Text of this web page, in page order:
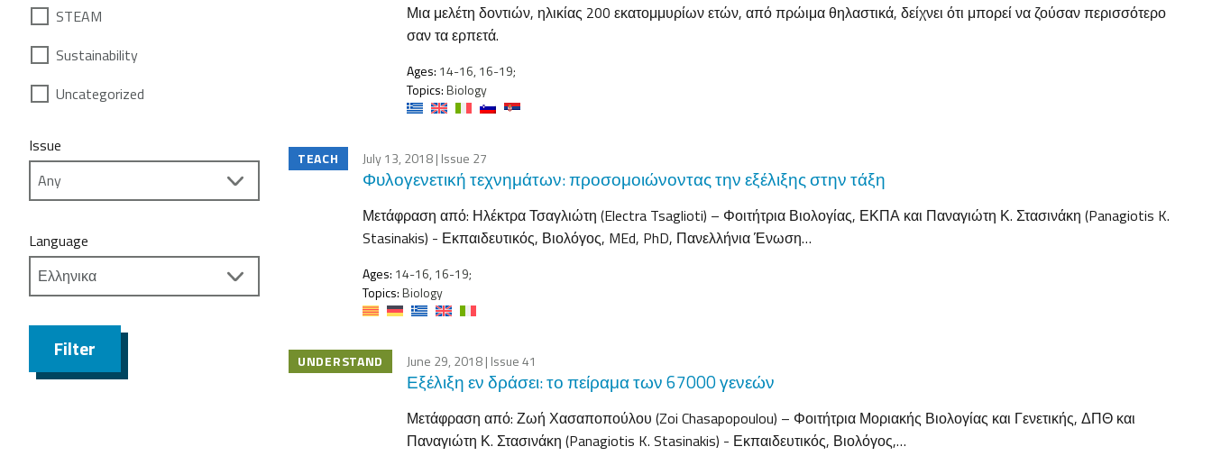
STEAM
Sustainability
Uncategorized
Issue
Language
Filter
Μια μελέτη δοντιών, ηλικίας 200 εκατομμυρίων ετών, από πρώιμα θηλαστικά, δείχνει ότι μπορεί να ζούσαν περισσότερο
σαν τα ερπετά.
Ages: 14-16, 16-19;
Topics:Biology
TEACH July 13, 2018| Issue 27
Φυλογενετική τεχνημάτων: προσομοιώνοντας την εξέλιξης στην τάξη
Μετάφραση από: Ηλέκτρα Τσαγλιώτη (Electra Tsaglioti) – Φοιτήτρια Βιολογίας, ΕΚΠΑ και Παναγιώτη Κ. Στασινάκη (Panagiotis K.
Stasinakis) - Εκπαιδευτικός, Βιολόγος, MEd, PhD, Πανελλήνια Ένωση…
Ages: 14-16, 16-19;
Topics:Biology
UNDERSTAND June 29, 2018| Issue 41
Εξέλιξη εν δράσει: το πείραμα των 67000 γενεών
Μετάφραση από: Ζωή Χασαποπούλου (Zoi Chasapopoulou) – Φοιτήτρια Μοριακής Βιολογίας και Γενετικής, ΔΠΘ και
Παναγιώτη Κ. Στασινάκη (Panagiotis K. Stasinakis) - Εκπαιδευτικός, Βιολόγος,…